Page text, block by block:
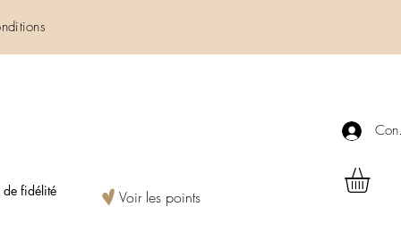
Voir les points
de fidélité